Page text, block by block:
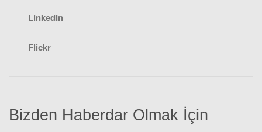
Bizden Haberdar Olmak İçin
LinkedIn
Flickr